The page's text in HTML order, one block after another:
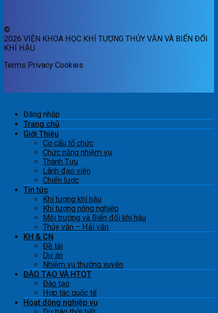
©
2026 VIỆN KHOA HỌC KHÍ TƯỢNG THỦY VĂN VÀ BIẾN ĐỔI
KHÍ HẬU
Terms Privacy Cookies
Đăng nhập
Trang chủ
Giới Thiệu
Cơ cấu tổ chức
Chức năng nhiệm vụ
Thành Tựu
Lãnh đạo viện
Chiến lược
Tin tức
Khí tượng khí hậu
Khí tượng nông nghiệp
Môi trường và Biến đổi khí hậu
Thủy văn – Hải văn
KH & CN
Đề tài
Dự án
Nhiệm vụ thường xuyên
ĐÀO TẠO VÀ HTQT
Đào tạo
Hợp tác quốc tế
Hoạt động nghiệp vụ